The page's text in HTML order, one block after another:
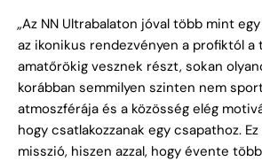
„Az NN Ultrabalaton jóval több mint
az ikonikus rendezvényen a profiktól a
amatőrökig vesznek részt, sokan
korábban semmilyen szinten nem
atmoszférája és a közösség elég
hogy csatlakozzanak egy csapathoz.
misszió, hiszen azzal, hogy évente